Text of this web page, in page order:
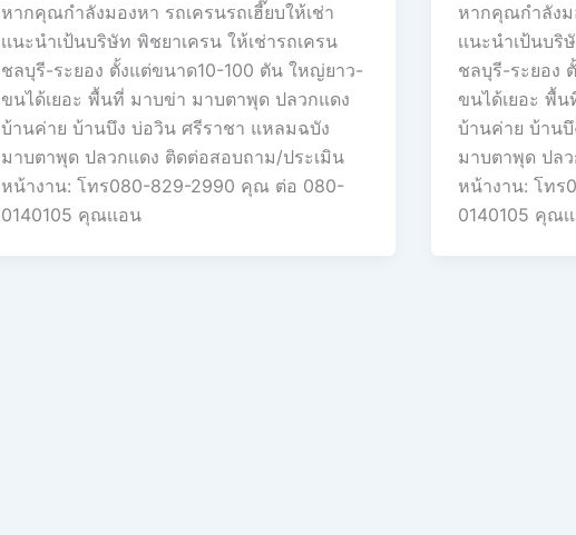
หากคุณกำลังมองหา รถเครนรถเฮี๊ยบให้เช่า
เเนะนำเป้นบริษัท พิชยาเครน ให้เช่ารถเครน
ชลบุรี-ระยอง ตั้งแต่ขนาด10-100 ตัน ใหญ่ยาว-
ขนได้เยอะ พื้นที่ มาบข่า มาบตาพุด ปลวกแดง
บ้านค่าย บ้านบึง บ่อวิน ศรีราชา แหลมฉบัง
มาบตาพุด ปลวกแดง ติดต่อสอบถาม/ประเมิน
หน้างาน: โทร080-829-2990 คุณ ต่อ 080-
0140105 คุณเเอน
หากคุณกำลังม
เเนะนำเป้นบ
ชลบุรี-ระยอง
ขนได้เยอะ พื้
บ้านค่าย บ้าน
มาบตาพุด ปล
หน้างาน: โท
0140105 คุณเ